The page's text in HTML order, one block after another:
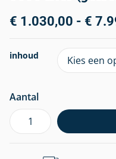
€ 1.030,00 - €
inhoud
Aantal